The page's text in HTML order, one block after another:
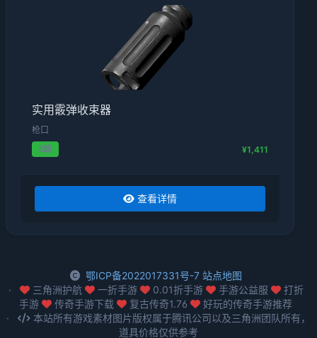
实用霰弹收束器
枪口
2级
¥1,411
查看详情
鄂ICP备2022017331号-7 站点地图
三角洲护航
一折手游 0.01折手游 手游公益服
打折
手游
传奇手游下载 复古传奇1.76
好玩的传奇手游推荐
本站所有游戏素材图片版权属于腾讯公司以及三角洲团队所有，
道具价格仅供参考